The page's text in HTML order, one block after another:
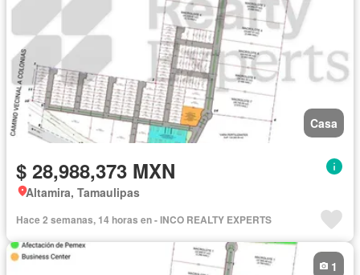
Casa
$ 28,988,373 MXN
Altamira, Tamaulipas
Hace 2 semanas, 14 horas en - INCO REALTY EXPERTS
1